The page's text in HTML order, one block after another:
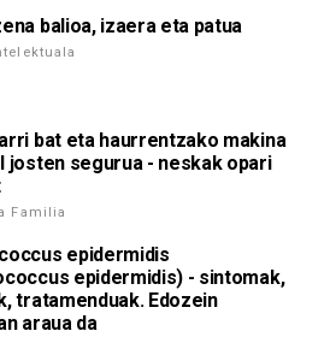
balioa, izaera eta patua
bat eta haurrentzako makina
josten segurua - neskak opari
Familia
epidermidis
epidermidis) - sintomak,
tratamenduak. Edozein
araua da